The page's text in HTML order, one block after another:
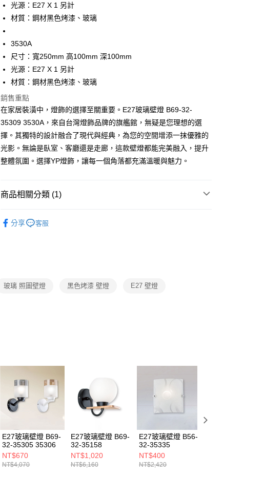
悠遊付
Google Pay
全盈+PAY
AFTEE先享後付
相關說明
【關於「AFTEE先享後付」】
AFTEE先享後付是「在收到商品之後才付款」的支付方式。 讓您購物簡單
便利好安心！
１．簡單：不需註冊會員、不需綁卡、不需儲值。
２．便利：只要手機號碼，簡訊認證，即可結帳。
３．安心：先確認商品／服務後，再付款。
【「AFTEE先享後付」結帳流程】
３．收到繳費通知簡訊後14天內，點擊此簡訊中的連結，可透過四大超商
絡購買商品的店家。未經商家同意取消之訂單仍視為有效，需透過AFTEE
１．透過由恩沛科技股份有限公司提供之「AFTEE先享後付」服務完成之
結果請求用戶進行身份認證。
５．嚴禁一人註冊多個帳號或使用他人資訊註冊。若發現惡意使用之情
形，恩沛科技股份有限公司將有權停止該用戶之使用額度並採取法律行
動。
ATM付款
運送方式
新竹貨運宅配
每筆NT$180，滿NT$5,000(含以上)免運費
光源：E27 X 1 另計
材質：鋼材黑色烤漆、玻璃
3530A
尺寸：寬250mm 高100mm 深100mm
光源：E27 X 1 另計
材質：鋼材黑色烤漆、玻璃
銷售重點
在家居裝潢中，燈飾的選擇至關重要。E27玻璃壁燈 B69-32-
35309 3530A，來自台灣燈飾品牌的旗艦館，無疑是您理想的選
擇。其獨特的設計融合了現代與經典，為您的空間增添一抹優雅的
光影。無論是臥室、客廳還是走廊，這款壁燈都能完美融入，提升
整體氛圍。選擇YP燈飾，讓每一個角落都充滿溫暖與魅力。
商品相關分類 (1)
分享
客服
玻璃 照圖壁燈 黑色烤漆 壁燈 E27 壁燈
E27玻璃壁燈 B69-
32-35305 35306
NT$670
NT$4,070
E27玻璃壁燈 B69-
32-35158
NT$1,020
NT$6,160
E27玻璃壁燈 B56-
32-35335
NT$400
NT$2,420